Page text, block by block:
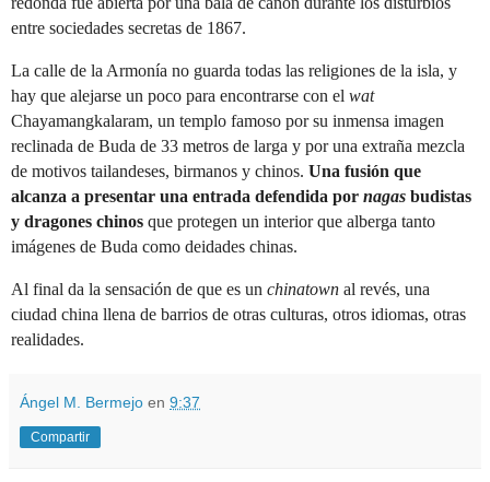
entre sociedades secretas de 1867.
La calle de la Armonía no guarda todas las religiones de la isla, y
hay que alejarse un poco para encontrarse con el wat
Chayamangkalaram, un templo famoso por su inmensa imagen
reclinada de Buda de 33 metros de larga y por una extraña mezcla
de motivos tailandeses, birmanos y chinos. Una fusión que
alcanza a presentar una entrada defendida por nagas budistas
y dragones chinos que protegen un interior que alberga tanto
imágenes de Buda como deidades chinas.
Al final da la sensación de que es un chinatown al revés, una
ciudad china llena de barrios de otras culturas, otros idiomas, otras
realidades.
Ángel M. Bermejo en 9:37
Compartir